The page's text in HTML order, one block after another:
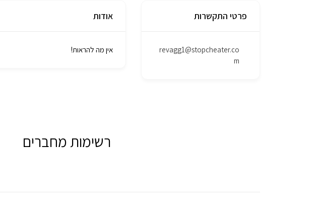
פרטי התקשרות
revagg1@stopcheater.co
m
אודות
אין מה להראות!
רשימות מחברים